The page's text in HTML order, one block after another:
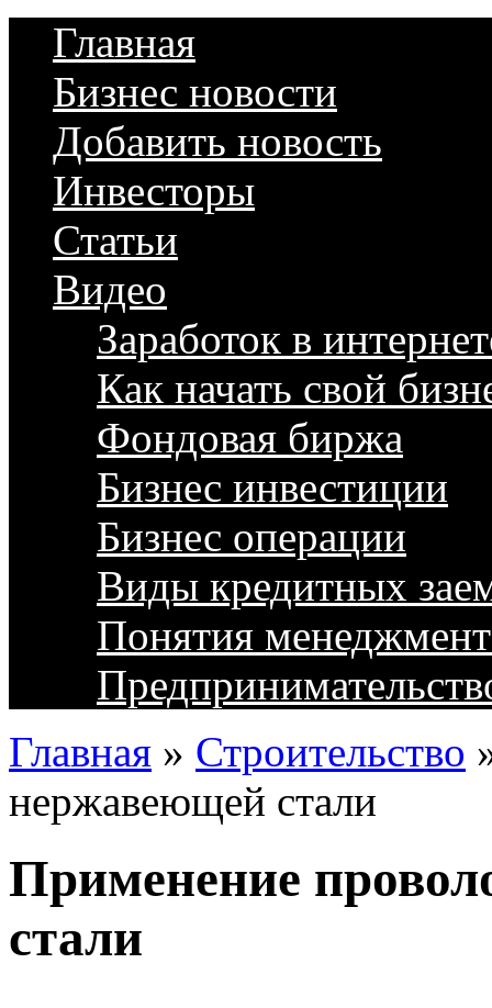
Главная
Бизнес новости
Добавить новость
Инвесторы
Статьи
Видео
Заработок в
Как начать свой
Фондовая биржа
Бизнес инвестиции
Бизнес операции
Виды кредитных
Понятия
Главная » Строительство
нержавеющей стали
Применение
стали